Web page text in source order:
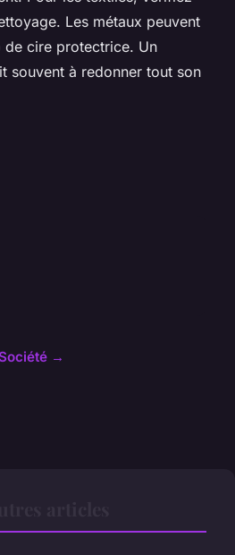
Les métaux peuvent
de cire protectrice. Un
souvent à redonner tout son
→